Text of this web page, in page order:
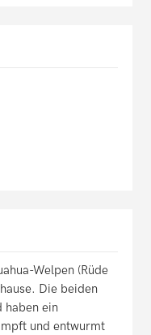
Welpen (Rüde
Die beiden
haben ein
und entwurmt